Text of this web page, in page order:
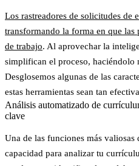
Los rastreadores de solicitudes de
transformando la forma en que las
de trabajo. Al aprovechar la
simplifican el proceso, haciéndolo
Desglosemos algunas de las
estas herramientas sean tan
Análisis automatizado de
clave
Una de las funciones más valiosas
capacidad para analizar tu